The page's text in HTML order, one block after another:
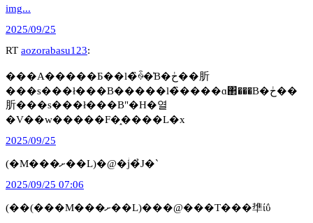
img...
2025/09/25
RT aozorabasu123:
���A�����Ƃ��l�̏ꍇ�͗B�ڂ��肵
���s���ł���B�����l�̏����ɑ΂���B�ڂ��
肵���s���ł���B"�H�열
�V��w�����F�֑����L�x
2025/09/25
(�M���ށ��L)�@�ؗj�̉J�`
2025/09/25 07:06
(��(���M���ށ��L)���@���T���㔼ίΰ